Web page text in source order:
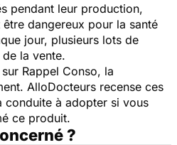
pendant leur production,
dangereux pour la santé
jour, plusieurs lots de
la vente.
Rappel Conso, la
AlloDocteurs recense ces
conduite à adopter si vous
ce produit.
?